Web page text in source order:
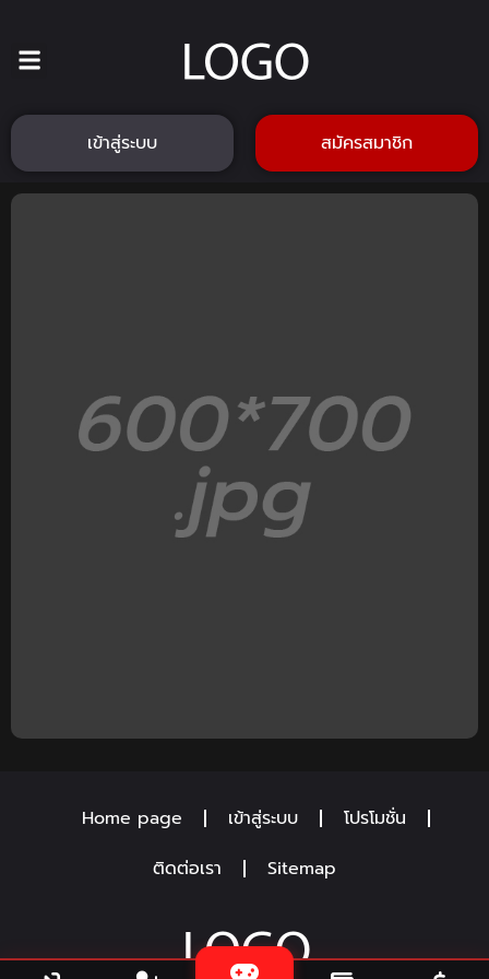
เข้าสู่ระบบ สมัครสมาชิก
Home page เข้าสู่ระบบ
โปรโมชั่น
ติดต่อเรา
Sitemap